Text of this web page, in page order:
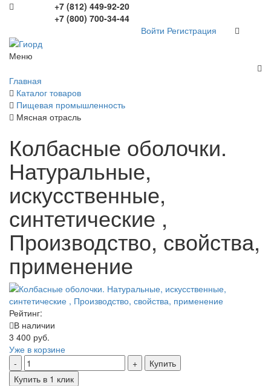
+7 (812) 449-92-20
+7 (800) 700-34-44
Войти Регистрация
Меню
Главная
Каталог товаров
Пищевая промышленность
Мясная отрасль
Колбасные оболочки.
Натуральные,
искусственные,
синтетические ,
Производство, свойства,
применение
Рейтинг:
В наличии
3 400 руб.
Уже в корзине
Купить
Купить в 1 клик